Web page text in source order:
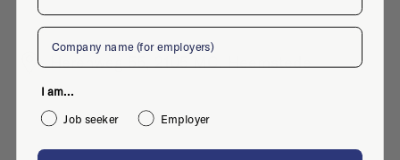
Herenweg 55, 2105 MC, Heemstede
Company
I am...
Job seeker
Employer